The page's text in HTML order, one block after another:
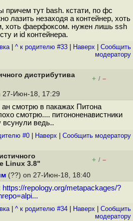
причем тут bash. кстати, по фс
лазить незаходя а контейнер, хоть
хоть фаерфоксом. нужен лишь ssh
и id контейнера.
| ^ к родителю #33 Наверх
Cообщить
модератору
дистрибутива
+ / –
27-Июн-18, 17:29
смотрю в пакажах Питона
смотрю.... питононенавистники
ведь..
#0 Наверх Cообщить модератору
Linux 3.8"
+ / –
(??) on 27-Июн-18, 18:40
https://repology.org/metapackages/?
| ^ к родителю #34 Наверх
Cообщить
модератору